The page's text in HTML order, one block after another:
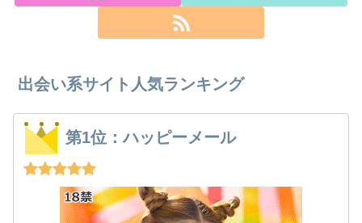
出会い系サイト人気ランキング
第1位：ハッピーメール